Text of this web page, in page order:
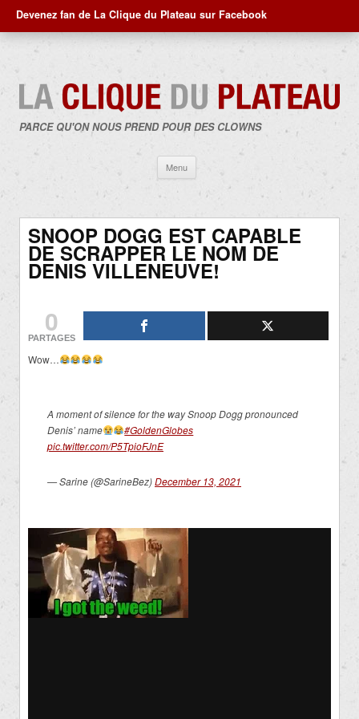
Devenez fan de La Clique du Plateau sur Facebook
PARCE QU'ON NOUS PREND POUR DES CLOWNS
Menu
contenu
SNOOP DOGG EST CAPABLE
DE SCRAPPER LE NOM DE
DENIS VILLENEUVE!
0
PARTAGES
Wow…
A moment of silence for the way Snoop Dogg pronounced
Denis’ name
#GoldenGlobes
pic.twitter.com/P5TpioFJnE
— Sarine (@SarineBez)December 13, 2021